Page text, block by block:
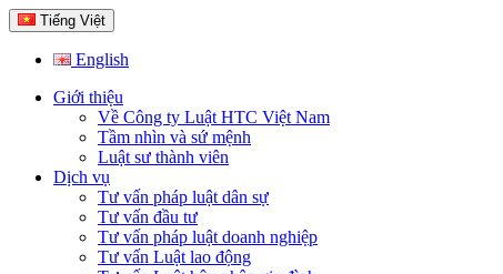
Tiếng Việt
English
Giới thiệu
Về Công ty Luật HTC Việt Nam
Tầm nhìn và sứ mệnh
Luật sư thành viên
Dịch vụ
Tư vấn pháp luật dân sự
Tư vấn đầu tư
Tư vấn pháp luật doanh nghiệp
Tư vấn Luật lao động